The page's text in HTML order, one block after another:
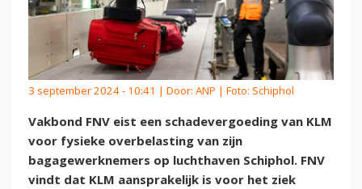
3 september 2024 - 10:41 | Door: ANP | Foto: Schiphol
Vakbond FNV eist een schadevergoeding van KLM
voor fysieke overbelasting van zijn
bagagewerknemers op luchthaven Schiphol. FNV
vindt dat KLM aansprakelijk is voor het ziek